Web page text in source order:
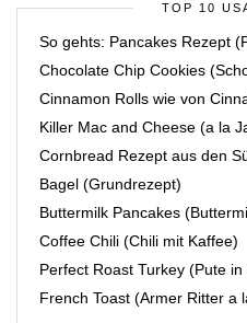
TOP 10
So gehts: Pancakes Rezept
Chocolate Chip Cookies
Cinnamon Rolls wie von
Killer Mac and Cheese (a la
Cornbread Rezept aus den
Bagel (Grundrezept)
Buttermilk Pancakes
Coffee Chili (Chili mit Kaffee)
Perfect Roast Turkey (Pute in
French Toast (Armer Ritter a